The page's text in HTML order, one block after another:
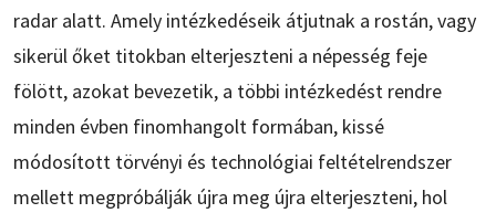
radar alatt. Amely intézkedéseik átjutnak a rostán, vagy
sikerül őket titokban elterjeszteni a népesség feje
fölött, azokat bevezetik, a többi intézkedést rendre
minden évben finomhangolt formában, kissé
módosított törvényi és technológiai feltételrendszer
mellett megpróbálják újra meg újra elterjeszteni, hol